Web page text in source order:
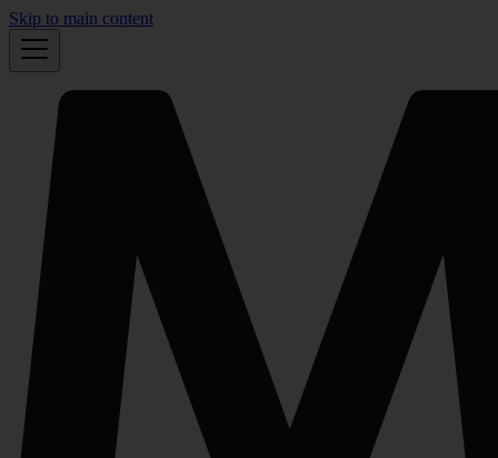
Skip to main content